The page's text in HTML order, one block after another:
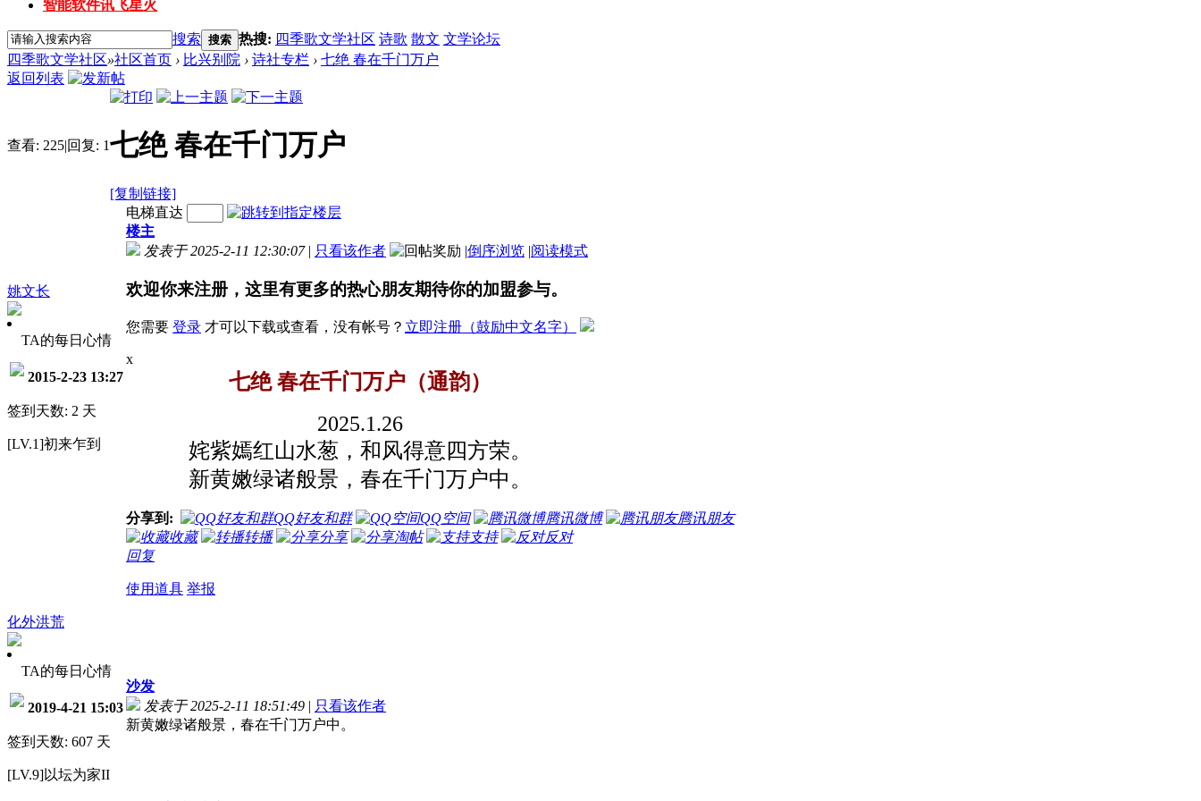
智能软件讯飞星火
搜索 搜索 热搜: 四季歌文学社区 诗歌 散文 文学论坛
四季歌文学社区»社区首页 › 比兴别院 › 诗社专栏 › 七绝 春在千门万户
返回列表
查看: 225|回复: 1七绝 春在千门万户
[复制链接]
姚文长
TA的每日心情
2015-2-23 13:27
签到天数: 2 天
[LV.1]初来乍到
电梯直达
楼主
发表于 2025-2-11 12:30:07 | 只看该作者 |倒序浏览 |阅读模式
欢迎你来注册，这里有更多的热心朋友期待你的加盟参与。
您需要 登录 才可以下载或查看，没有帐号？ 立即注册（鼓励中文名字）
x
七绝 春在千门万户（通韵）
2025.1.26
姹紫嫣红山水葱，和风得意四方荣。
新黄嫩绿诸般景，春在千门万户中。
分享到: QQ好友和群 QQ空间 腾讯微博
腾讯朋友
收藏
转播 分享 淘帖 支持
反对
回复
使用道具 举报
化外洪荒
TA的每日心情
2019-4-21 15:03
签到天数: 607 天
[LV.9]以坛为家II
沙发
发表于 2025-2-11 18:51:49 | 只看该作者
新黄嫩绿诸般景，春在千门万户中。